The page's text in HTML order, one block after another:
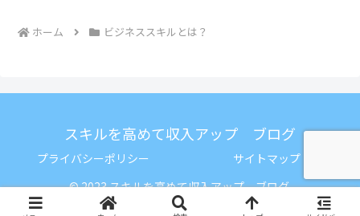
ホーム ビジネススキルとは？
スキルを高めて収入アップ ブログ
プライバシーポリシー
サイトマップ
© 2023 スキルを高めて収入アップ ブログ.